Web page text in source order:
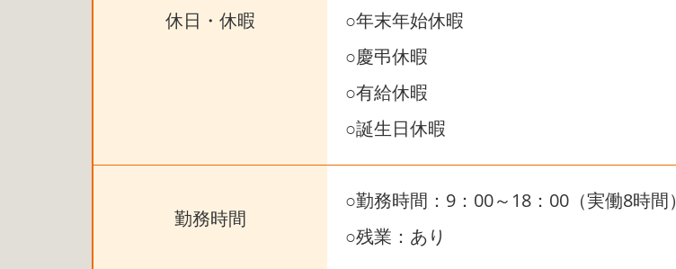
休日・休暇
○年末年始休暇
○慶弔休暇
○有給休暇
○誕生日休暇
勤務時間
○勤務時間：9：00～18：00（実働8時間）
○残業：あり